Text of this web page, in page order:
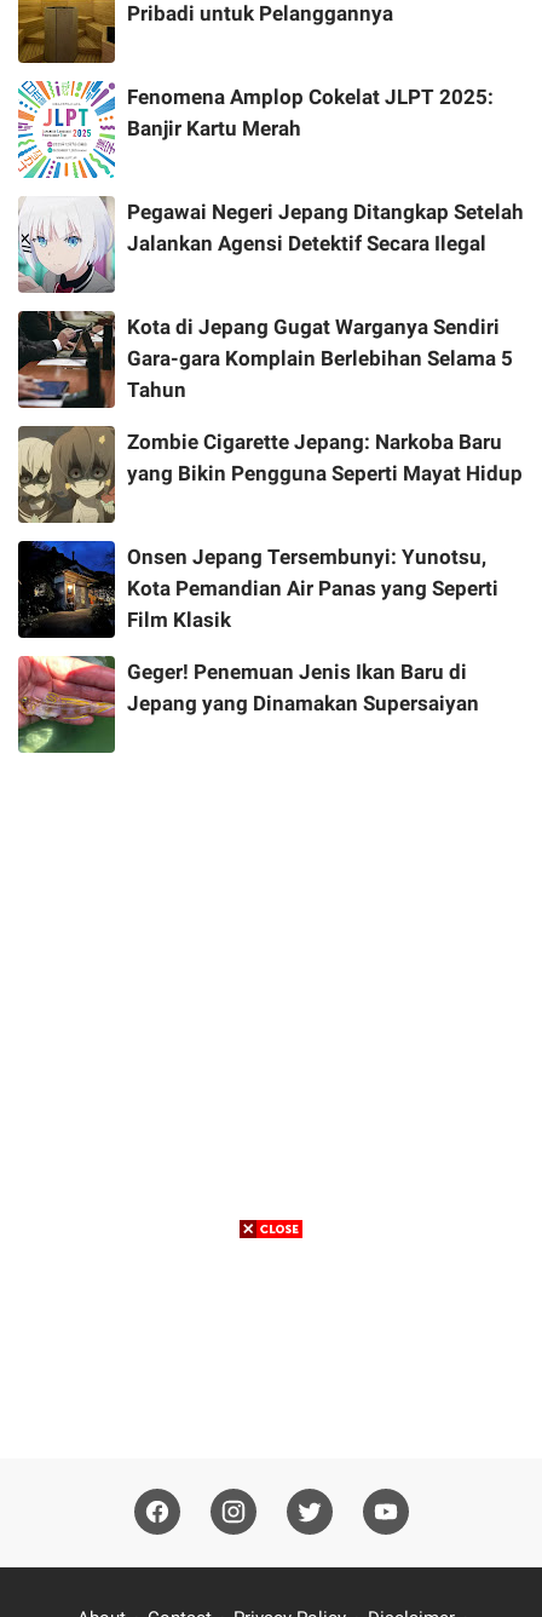
Pribadi untuk Pelanggannya
Fenomena Amplop Cokelat JLPT 2025:
Banjir Kartu Merah
Pegawai Negeri Jepang Ditangkap Setelah
Jalankan Agensi Detektif Secara Ilegal
Kota di Jepang Gugat Warganya Sendiri
Gara-gara Komplain Berlebihan Selama 5
Tahun
Zombie Cigarette Jepang: Narkoba Baru
yang Bikin Pengguna Seperti Mayat Hidup
Onsen Jepang Tersembunyi: Yunotsu,
Kota Pemandian Air Panas yang Seperti
Film Klasik
Geger! Penemuan Jenis Ikan Baru di
Jepang yang Dinamakan Supersaiyan